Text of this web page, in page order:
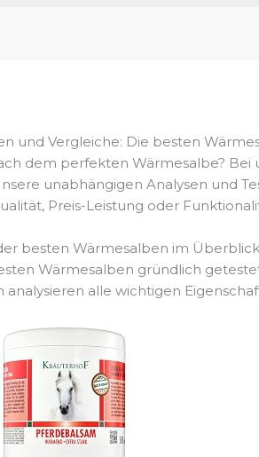
und Vergleiche: Die besten
dem perfekten Wärmesalbe?
unabhängigen Analysen und
Preis-Leistung oder
besten Wärmesalben im Überblick
Wärmesalben gründlich
analysieren alle wichtigen